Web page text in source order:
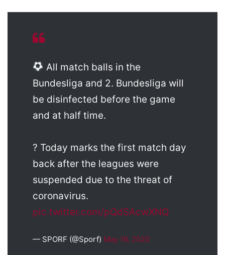
All match balls in the
Bundesliga and 2. Bundesliga will
be disinfected before the game
and at half time.
? Today marks the first match day
back after the leagues were
suspended due to the threat of
coronavirus.
pic.twitter.com/pQdSAcwXNQ
— SPORF (@Sporf) May 16, 2020